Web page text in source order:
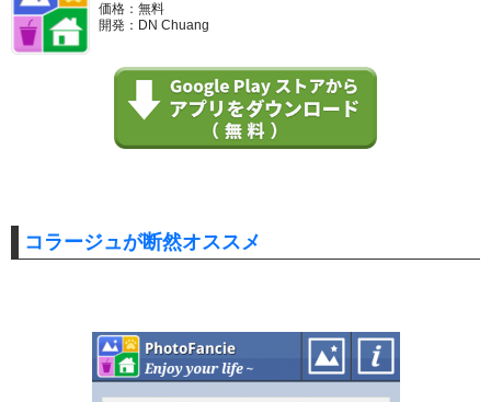
価格：無料
開発：DN Chuang
コラージュが断然オススメ